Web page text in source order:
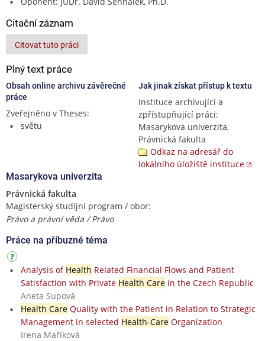
Citační záznam
Citovat tuto práci
Plný text práce
Obsah online archivu závěrečné
práce
Zveřejněno v Theses:
světu
Jak jinak získat přístup k textu
Instituce archivující a
zpřístupňující práci:
Masarykova univerzita,
Právnická fakulta
Odkaz na adresář do
lokálního úložiště instituce
Masarykova univerzita
Právnická fakulta
Magisterský studijní program / obor:
Právo a právní věda / Právo
Práce na příbuzné téma
Analysis of Health Related Financial Flows and Patient
Satisfaction with Private Health Carein the Czech Republic
Aneta Supová
Health CareQuality with the Patient in Relation to Strategic
Management in selected Health-CareOrganization
Irena Maříková